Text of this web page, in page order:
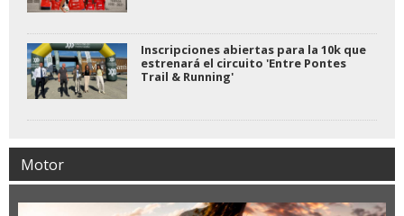
Inscripciones abiertas para la 10k que
estrenará el circuito 'Entre Pontes
Trail & Running'
Motor